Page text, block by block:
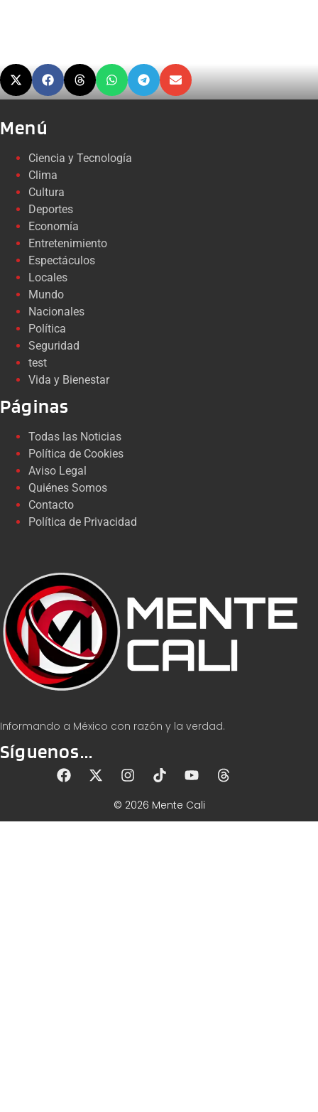
Informando a México con razón y la verdad.
Síguenos...
Menú
Ciencia y Tecnología
Clima
Cultura
Deportes
Economía
Entretenimiento
Espectáculos
Locales
Mundo
Nacionales
Política
Seguridad
test
Vida y Bienestar
Páginas
Todas las Noticias
Política de Cookies
Aviso Legal
Quiénes Somos
Contacto
Política de Privacidad
© 2026 Mente Cali